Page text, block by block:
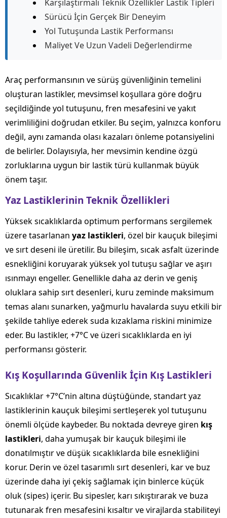
Karşılaştırmalı Teknik Özellikler Lastik Tipleri
Sürücü İçin Gerçek Bir Deneyim
Yol Tutuşunda Lastik Performansı
Maliyet Ve Uzun Vadeli Değerlendirme
Araç performansının ve sürüş güvenliğinin temelini
oluşturan lastikler, mevsimsel koşullara göre doğru
seçildiğinde yol tutuşunu, fren mesafesini ve yakıt
verimliliğini doğrudan etkiler. Bu seçim, yalnızca konforu
değil, aynı zamanda olası kazaları önleme potansiyelini
de belirler. Dolayısıyla, her mevsimin kendine özgü
zorluklarına uygun bir lastik türü kullanmak büyük
önem taşır.
Yaz Lastiklerinin Teknik Özellikleri
Yüksek sıcaklıklarda optimum performans sergilemek
üzere tasarlanan yaz lastikleri, özel bir kauçuk bileşimi
ve sırt deseni ile üretilir. Bu bileşim, sıcak asfalt üzerinde
esnekliğini koruyarak yüksek yol tutuşu sağlar ve aşırı
ısınmayı engeller. Genellikle daha az derin ve geniş
oluklara sahip sırt desenleri, kuru zeminde maksimum
temas alanı sunarken, yağmurlu havalarda suyu etkili bir
şekilde tahliye ederek suda kızaklama riskini minimize
eder. Bu lastikler, +7°C ve üzeri sıcaklıklarda en iyi
performansı gösterir.
Kış Koşullarında Güvenlik İçin Kış Lastikleri
Sıcaklıklar +7°C’nin altına düştüğünde, standart yaz
lastiklerinin kauçuk bileşimi sertleşerek yol tutuşunu
önemli ölçüde kaybeder. Bu noktada devreye giren kış
lastikleri, daha yumuşak bir kauçuk bileşimi ile
donatılmıştır ve düşük sıcaklıklarda bile esnekliğini
korur. Derin ve özel tasarımlı sırt desenleri, kar ve buz
üzerinde daha iyi çekiş sağlamak için binlerce küçük
oluk (sipes) içerir. Bu sipesler, karı sıkıştırarak ve buza
tutunarak fren mesafesini kısaltır ve virajlarda stabiliteyi